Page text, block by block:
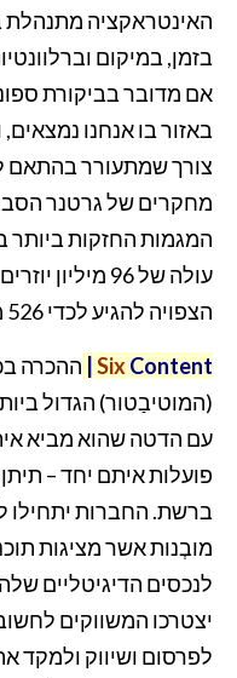
האינטראקציה מתנהלת
בזמן, במיקום
אם מדובר בביקורת
באזור בו אנחנו
צורך שמתעורר בהתאם
מחקרים של גרטנר
המגמות החזקות ביותר
הצפויה להגיע לכדי 526 מיליון בשנת 2012 !
Six Content
ההכרה
(המוטיבַטור) הגדול
עם הדטה שהוא מביא
פועלות איתם יחד –
ברשת. החברות יתחילו
מובְנות אשר מציגות
לנכסים הדיגיטליים
יצטרכו המשווקים
לפרסום ושיווק ולמקד